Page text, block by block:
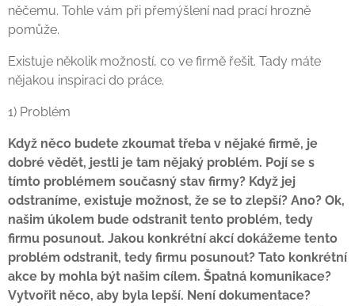
něčemu. Tohle vám při přemýšlení nad prací hrozně
pomůže.
Existuje několik možností, co ve firmě řešit. Tady máte
nějakou inspiraci do práce.
1) Problém
Když něco budete zkoumat třeba v nějaké firmě, je
dobré vědět, jestli je tam nějaký problém. Pojí se s
tímto problémem současný stav firmy? Když jej
odstraníme, existuje možnost, že se to zlepší? Ano? Ok,
našim úkolem bude odstranit tento problém, tedy
firmu posunout. Jakou konkrétní akcí dokážeme tento
problém odstranit, tedy firmu posunout? Tato konkrétní
akce by mohla být našim cílem. Špatná komunikace?
Vytvořit něco, aby byla lepší. Není dokumentace?